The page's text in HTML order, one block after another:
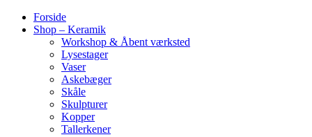
Forside
Shop – Keramik
Workshop & Åbent værksted
Lysestager
Vaser
Askebæger
Skåle
Skulpturer
Kopper
Tallerkener